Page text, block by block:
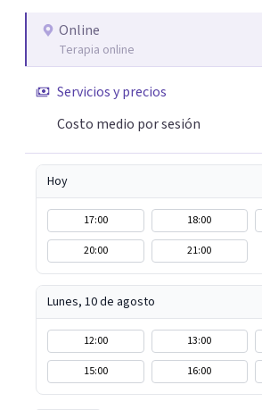
Online
Terapia online
Servicios y precios
Costo medio por sesión
Hoy
17:00 18:00
20:00
21:00
Lunes, 10 de agosto
12:00 13:00
15:00
16:00